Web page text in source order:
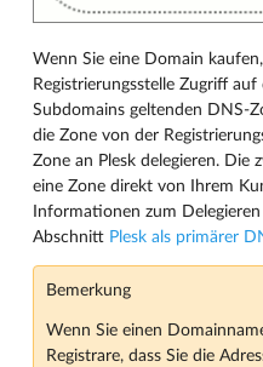
Wenn Sie eine Domain
Registrierungsstelle Zugriff
Subdomains geltenden DNS-
die Zone von der
Zone an Plesk delegieren.
eine Zone direkt von Ihrem
Informationen zum
Abschnitt Plesk als primärer
Bemerkung
Wenn Sie einen
Registrare, dass Sie die